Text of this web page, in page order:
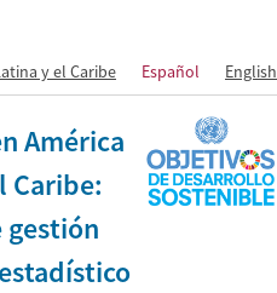
y el Caribe Español English
América
Caribe:
gestión